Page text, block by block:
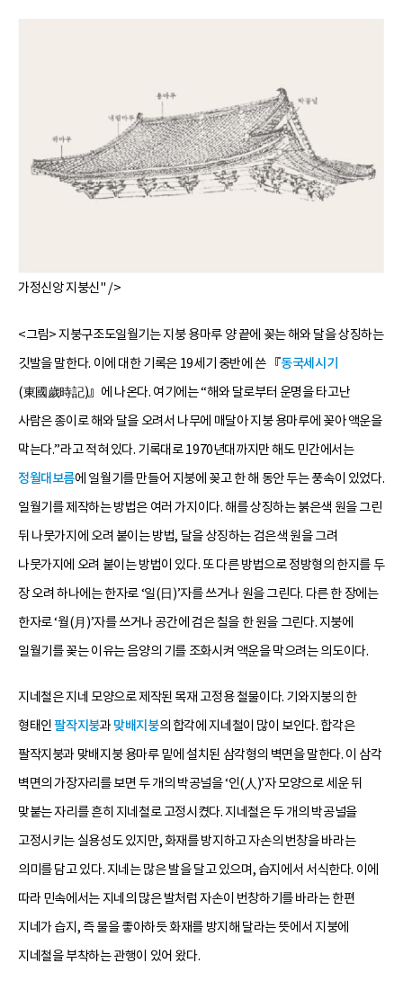
가정신앙 지붕신" />
<그림> 지붕구조도일월기는 지붕 용마루 양 끝에 꽂는 해와 달을 상징하는
깃발을 말한다. 이에 대한 기록은 19세기 중반에 쓴 『동국세시기
(東國歲時記)』에 나온다. 여기에는 “해와 달로부터 운명을 타고난
사람은 종이로 해와 달을 오려서 나무에 매달아 지붕 용마루에 꽂아 액운을
막는다.”라고 적혀 있다. 기록대로 1970년대까지만 해도 민간에서는
정월대보름에 일월기를 만들어 지붕에 꽂고 한 해 동안 두는 풍속이 있었다.
일월기를 제작하는 방법은 여러 가지이다. 해를 상징하는 붉은색 원을 그린
뒤 나뭇가지에 오려 붙이는 방법, 달을 상징하는 검은색 원을 그려
나뭇가지에 오려 붙이는 방법이 있다. 또 다른 방법으로 정방형의 한지를 두
장 오려 하나에는 한자로 ‘일(日)’자를 쓰거나 원을 그린다. 다른 한 장에는
한자로 ‘월(月)’자를 쓰거나 공간에 검은 칠을 한 원을 그린다. 지붕에
일월기를 꽂는 이유는 음양의 기를 조화시켜 액운을 막으려는 의도이다.
지네철은 지네 모양으로 제작된 목재 고정용 철물이다. 기와지붕의 한
형태인팔작지붕과맞배지붕의 합각에 지네철이 많이 보인다. 합각은
팔작지붕과 맞배지붕 용마루 밑에 설치된 삼각형의 벽면을 말한다. 이 삼각
벽면의 가장자리를 보면 두 개의 박공널을 ‘인(人)’자 모양으로 세운 뒤
맞붙는 자리를 흔히 지네철로 고정시켰다. 지네철은 두 개의 박공널을
고정시키는 실용성도 있지만, 화재를 방지하고 자손의 번창을 바라는
의미를 담고 있다. 지네는 많은 발을 달고 있으며, 습지에서 서식한다. 이에
따라 민속에서는 지네의 많은 발처럼 자손이 번창하기를 바라는 한편
지네가 습지, 즉 물을 좋아하듯 화재를 방지해 달라는 뜻에서 지붕에
지네철을 부착하는 관행이 있어 왔다.